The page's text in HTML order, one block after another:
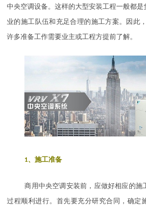
中央空调设备。这样的大型安装工程一般都
业的施工队伍和充足合理的施工方案。因此，
许多准备工作需要业主或工程方提前了解。
1、施工准备
商用中央空调安装前，应做好相应的施
过程顺利进行。首先要充分研究合同，确定